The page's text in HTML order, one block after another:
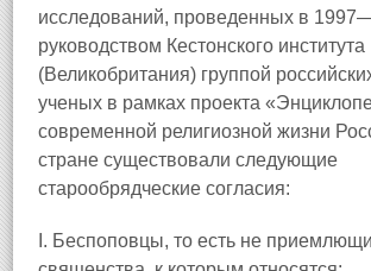
исследований, проведенных в
руководством Кестонского института
(Великобритания) группой
ученых в рамках проекта
современной религиозной жизни
стране существовали следующие
старообрядческие согласия:
I. Беспоповцы, то есть не